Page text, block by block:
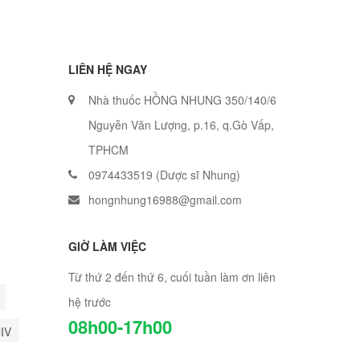
LIÊN HỆ NGAY
Nhà thuốc HỒNG NHUNG 350/140/6
Nguyễn Văn Lượng, p.16, q.Gò Vấp,
TPHCM
0974433519 (Dược sĩ Nhung)
hongnhung16988@gmail.com
GIỜ LÀM VIỆC
Từ thứ 2 đến thứ 6, cuối tuần làm ơn liên
hệ trước
08h00-17h00